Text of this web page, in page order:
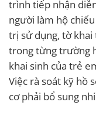
trình tiếp nhận
người làm hộ
trị sử dụng, tờ khai
trong từng trường
khai sinh của trẻ
Việc rà soát kỹ hồ
cơ phải bổ sung